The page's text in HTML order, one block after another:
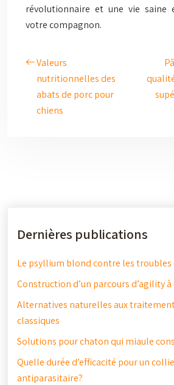
révolutionnaire et une vie saine
votre compagnon.
Valeurs
nutritionnelles des
abats de porc pour
chiens
Dernières publications
Le psyllium blond contre les troubles
Construction d’un parcours d’agility
Alternatives naturelles aux
classiques
Solutions pour chaton qui miaule
Quelle durée d’efficacité pour un
antiparasitaire?